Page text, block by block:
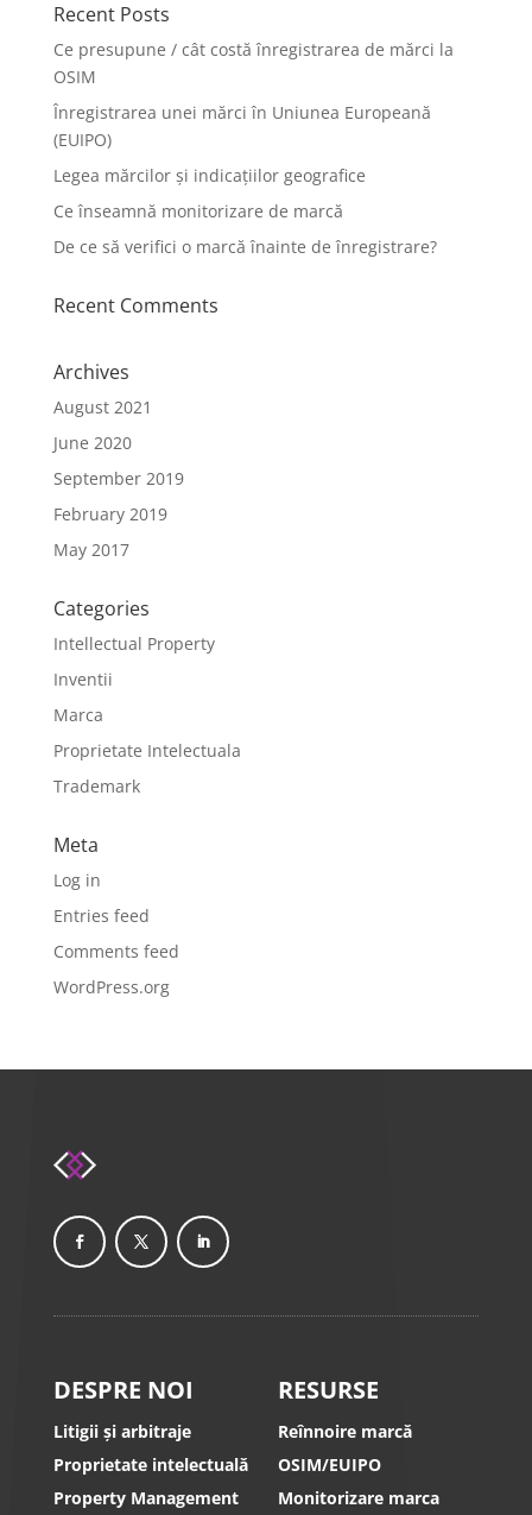
Recent Posts
Ce presupune / cât costă înregistrarea de mărci la
OSIM
Înregistrarea unei mărci în Uniunea Europeană
(EUIPO)
Legea mărcilor și indicațiilor geografice
Ce înseamnă monitorizare de marcă
De ce să verifici o marcă înainte de înregistrare?
Recent Comments
Archives
August 2021
June 2020
September 2019
February 2019
May 2017
Categories
Intellectual Property
Inventii
Marca
Proprietate Intelectuala
Trademark
Meta
Log in
Entries feed
Comments feed
WordPress.org
DESPRE NOI
Litigii și arbitraje
Proprietate intelectuală
Property Management
RESURSE
Reînnoire marcă
OSIM/EUIPO
Monitorizare marca